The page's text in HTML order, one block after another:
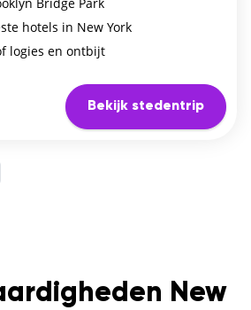
hotels in New York
logies en ontbijt
Bekijk stedentrip
New